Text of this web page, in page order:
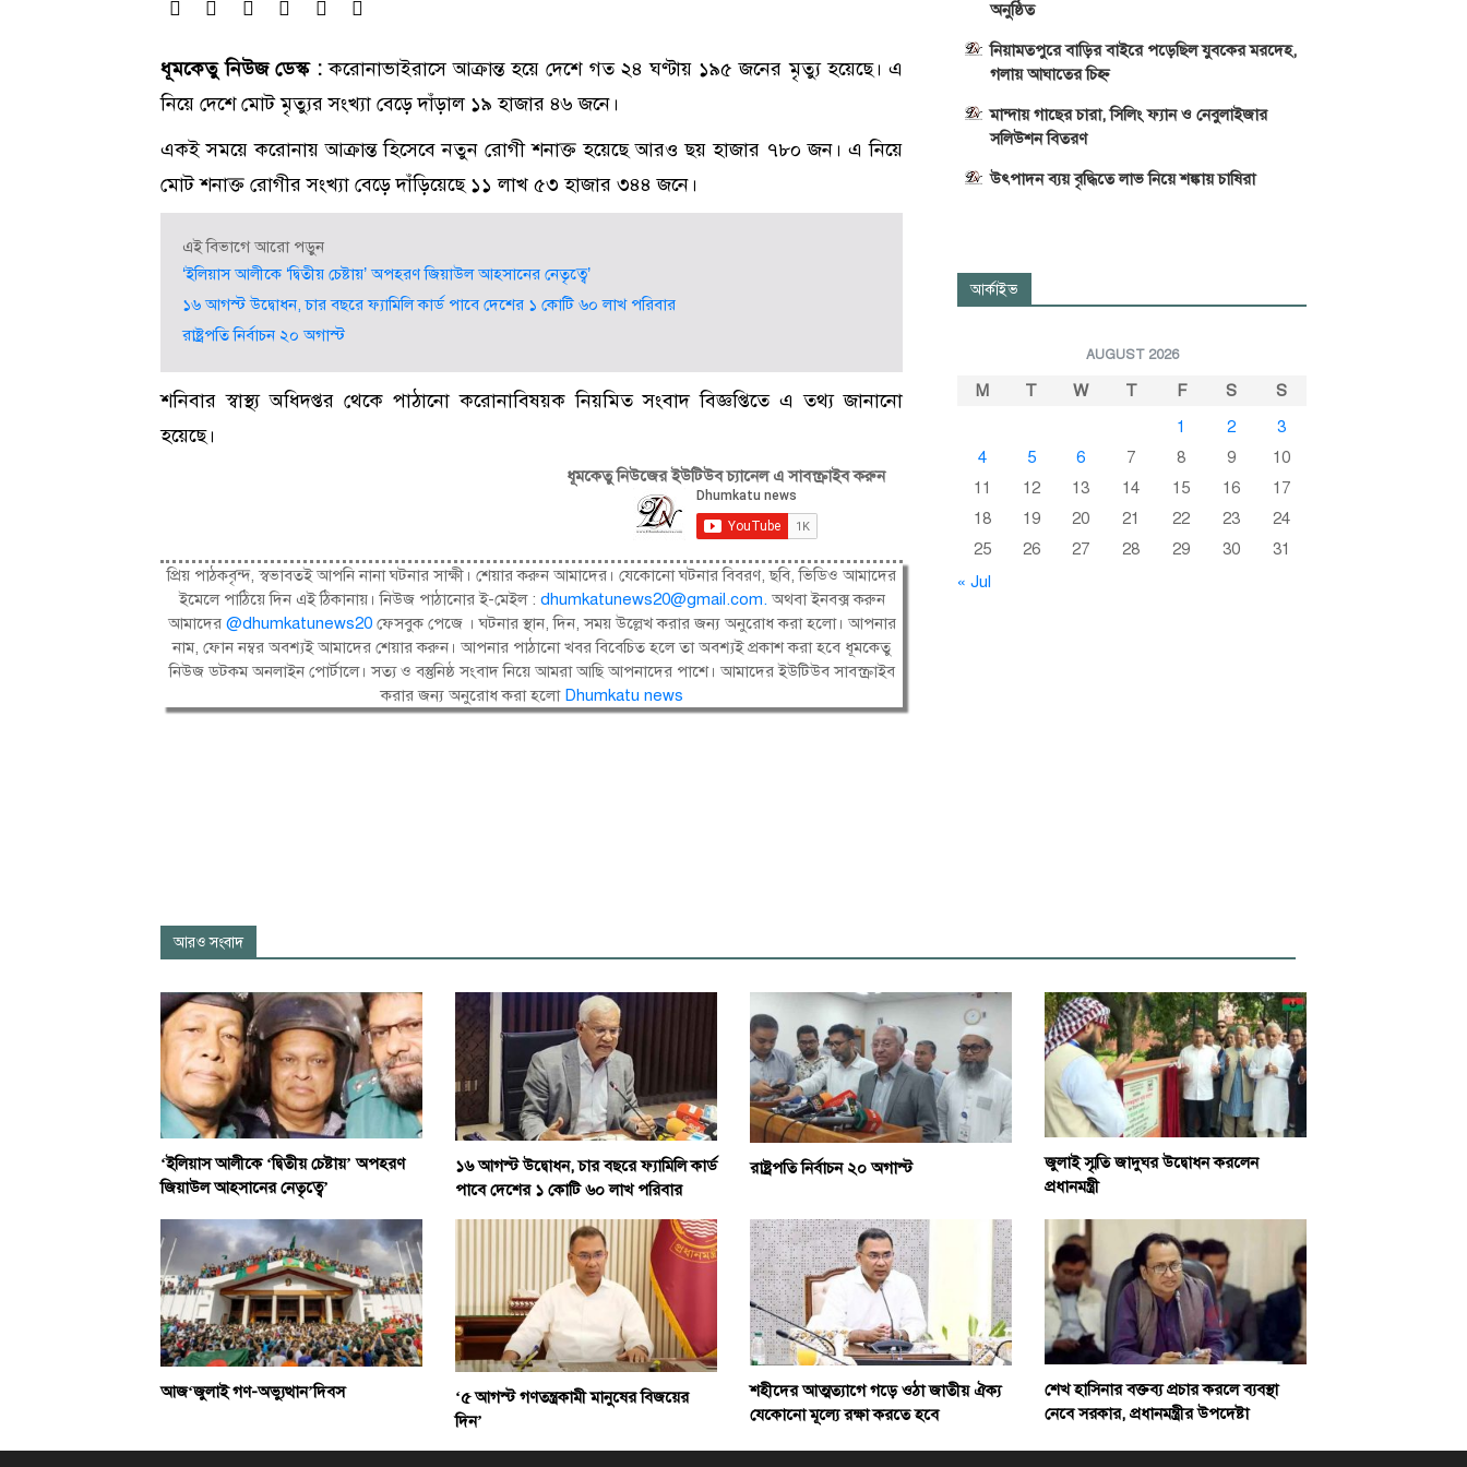
ধূমকেতু নিউজ ডেস্ক :করোনাভাইরাসে আক্রান্ত হয়ে দেশে গত ২৪ ঘণ্টায় ১৯৫ জনের মৃত্যু হয়েছে। এ
নিয়ে দেশে মোট মৃত্যুর সংখ্যা বেড়ে দাঁড়াল ১৯ হাজার ৪৬ জনে।
একই সময়ে করোনায় আক্রান্ত হিসেবে নতুন রোগী শনাক্ত হয়েছে আরও ছয় হাজার ৭৮০ জন। এ নিয়ে
মোট শনাক্ত রোগীর সংখ্যা বেড়ে দাঁড়িয়েছে ১১ লাখ ৫৩ হাজার ৩৪৪ জনে।
এই বিভাগে আরো পড়ুন
‘ইলিয়াস আলীকে ‘দ্বিতীয় চেষ্টায়’ অপহরণ জিয়াউল আহসানের নেতৃত্বে’
১৬ আগস্ট উদ্বোধন, চার বছরে ফ্যামিলি কার্ড পাবে দেশের ১ কোটি ৬০ লাখ পরিবার
রাষ্ট্রপতি নির্বাচন ২০ অগাস্ট
শনিবার স্বাস্থ্য অধিদপ্তর থেকে পাঠানো করোনাবিষয়ক নিয়মিত সংবাদ বিজ্ঞপ্তিতে এ তথ্য জানানো
হয়েছে।
ধূমকেতু নিউজের ইউটিউব চ্যানেল এ সাবস্ক্রাইব করুন
প্রিয় পাঠকবৃন্দ, স্বভাবতই আপনি নানা ঘটনার সাক্ষী। শেয়ার করুন আমাদের। যেকোনো ঘটনার বিবরণ, ছবি, ভিডিও আমাদের
ইমেলে পাঠিয়ে দিন এই ঠিকানায়। নিউজ পাঠানোর ই-মেইল : dhumkatunews20@gmail.com. অথবা ইনবক্স করুন
আমাদের@dhumkatunews20 ফেসবুক পেজে । ঘটনার স্থান, দিন, সময় উল্লেখ করার জন্য অনুরোধ করা হলো। আপনার
নাম, ফোন নম্বর অবশ্যই আমাদের শেয়ার করুন। আপনার পাঠানো খবর বিবেচিত হলে তা অবশ্যই প্রকাশ করা হবে ধূমকেতু
নিউজ ডটকম অনলাইন পোর্টালে। সত্য ও বস্তুনিষ্ঠ সংবাদ নিয়ে আমরা আছি আপনাদের পাশে। আমাদের ইউটিউব সাবস্ক্রাইব
করার জন্য অনুরোধ করা হলো Dhumkatu news
অনুষ্ঠিত
নিয়ামতপুরে বাড়ির বাইরে পড়েছিল যুবকের মরদেহ,
গলায় আঘাতের চিহ্ন
মান্দায় গাছের চারা, সিলিং ফ্যান ও নেবুলাইজার
সলিউশন বিতরণ
উৎপাদন ব্যয় বৃদ্ধিতে লাভ নিয়ে শঙ্কায় চাষিরা
আর্কাইভ
AUGUST 2026
M T W T F S
S
1
2
3
4
5 6 7 8 9
10
11
12 13 14 15 16
17
18
19 20 21 22 23
24
25
26 27 28 29 30
31
« Jul
আরও সংবাদ
‘ইলিয়াস আলীকে ‘দ্বিতীয় চেষ্টায়’ অপহরণ
জিয়াউল আহসানের নেতৃত্বে’
১৬ আগস্ট উদ্বোধন, চার বছরে ফ্যামিলি কার্ড
পাবে দেশের ১ কোটি ৬০ লাখ পরিবার
রাষ্ট্রপতি নির্বাচন ২০ অগাস্ট
জুলাই স্মৃতি জাদুঘর উদ্বোধন করলেন
প্রধানমন্ত্রী
আজ‘জুলাই গণ-অভ্যুত্থান’দিবস
‘৫ আগস্ট গণতন্ত্রকামী মানুষের বিজয়ের
দিন’
শহীদের আত্মত্যাগে গড়ে ওঠা জাতীয় ঐক্য
যেকোনো মূল্যে রক্ষা করতে হবে
শেখ হাসিনার বক্তব্য প্রচার করলে ব্যবস্থা
নেবে সরকার, প্রধানমন্ত্রীর উপদেষ্টা